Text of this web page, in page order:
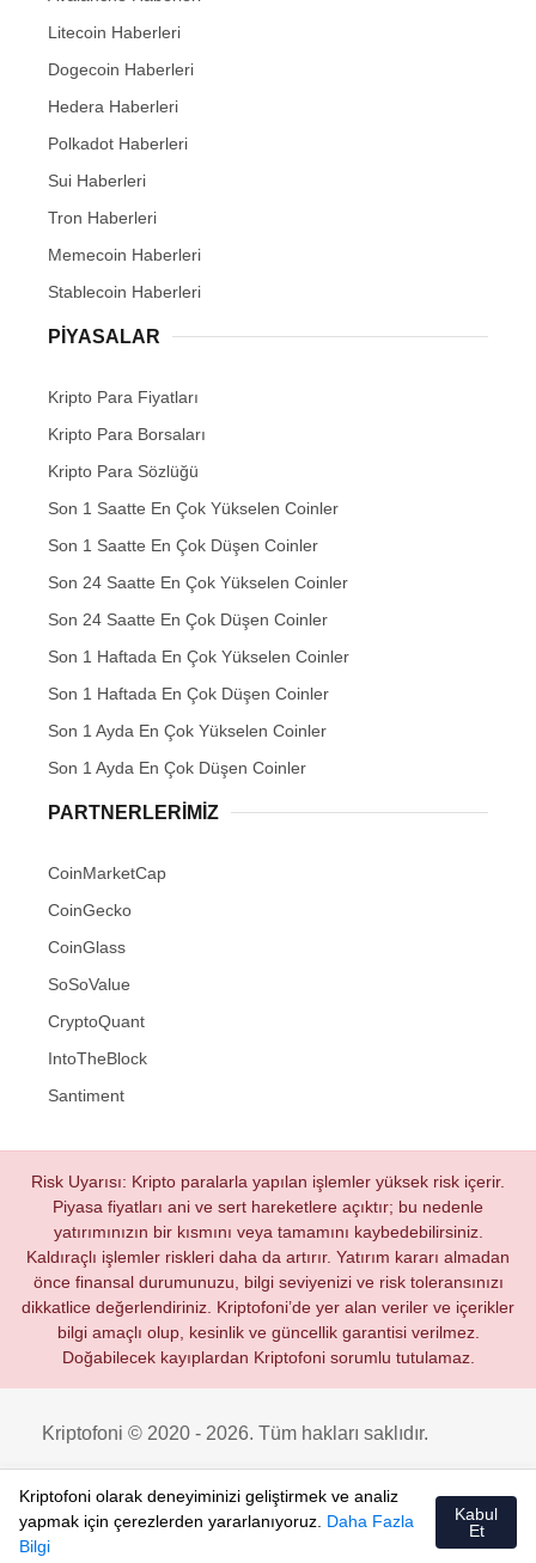
Litecoin Haberleri
Dogecoin Haberleri
Hedera Haberleri
Polkadot Haberleri
Sui Haberleri
Tron Haberleri
Memecoin Haberleri
Stablecoin Haberleri
PIYASALAR
Kripto Para Fiyatları
Kripto Para Borsaları
Kripto Para Sözlüğü
Son 1 Saatte En Çok Yükselen Coinler
Son 1 Saatte En Çok Düşen Coinler
Son 24 Saatte En Çok Yükselen Coinler
Son 24 Saatte En Çok Düşen Coinler
Son 1 Haftada En Çok Yükselen Coinler
Son 1 Haftada En Çok Düşen Coinler
Son 1 Ayda En Çok Yükselen Coinler
Son 1 Ayda En Çok Düşen Coinler
PARTNERLERIMIZ
CoinMarketCap
CoinGecko
CoinGlass
SoSoValue
CryptoQuant
IntoTheBlock
Santiment
Risk Uyarısı: Kripto paralarla yapılan işlemler yüksek risk içerir.
Piyasa fiyatları ani ve sert hareketlere açıktır; bu nedenle
yatırımınızın bir kısmını veya tamamını kaybedebilirsiniz.
Kaldıraçlı işlemler riskleri daha da artırır. Yatırım kararı almadan
önce finansal durumunuzu, bilgi seviyenizi ve risk toleransınızı
dikkatlice değerlendiriniz. Kriptofoni’de yer alan veriler ve içerikler
bilgi amaçlı olup, kesinlik ve güncellik garantisi verilmez.
Doğabilecek kayıplardan Kriptofoni sorumlu tutulamaz.
Kriptofoni © 2020 - 2026. Tüm hakları saklıdır.
Kriptofoni olarak deneyiminizi geliştirmek ve analiz
yapmak için çerezlerden yararlanıyoruz. Daha Fazla
Bilgi
Kabul
Et